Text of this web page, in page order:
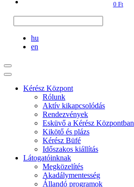
0 Ft
hu
en
Kérész Központ
Rólunk
Aktív kikapcsolódás
Rendezvények
Esküvő a Kérész Központban
Kikötő és plázs
Kérész Büfé
Időszakos kiállítás
Látogatóinknak
Megközelítés
Akadálymentesség
Állandó programok